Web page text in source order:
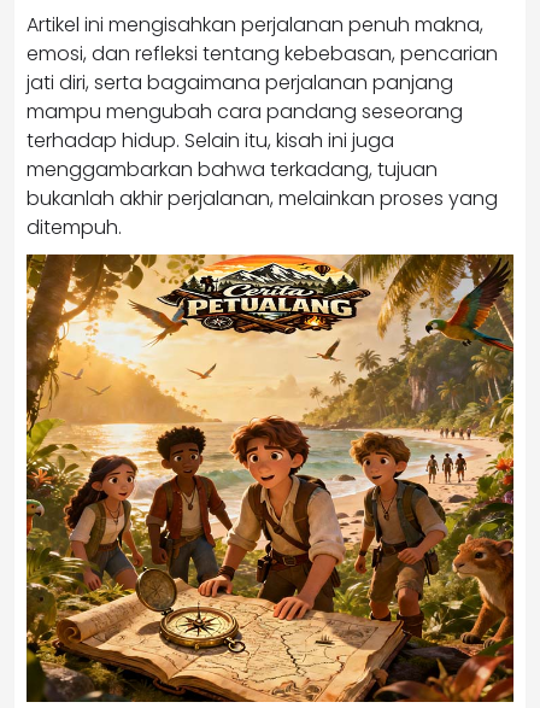
Artikel ini mengisahkan perjalanan penuh makna,
emosi, dan refleksi tentang kebebasan, pencarian
jati diri, serta bagaimana perjalanan panjang
mampu mengubah cara pandang seseorang
terhadap hidup. Selain itu, kisah ini juga
menggambarkan bahwa terkadang, tujuan
bukanlah akhir perjalanan, melainkan proses yang
ditempuh.